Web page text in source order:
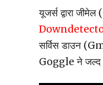
यूजर्स द्वारा जीमेल (
सर्विस डाउन
Goggle ने जल्द